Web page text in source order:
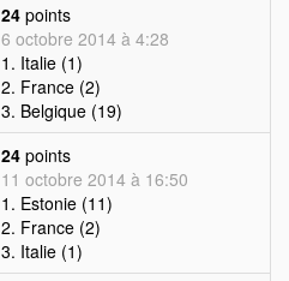
24 points
6 octobre 2014 à 4:28
1. Italie (1)
2. France (2)
3. Belgique (19)
24 points
11 octobre 2014 à 16:50
1. Estonie (11)
2. France (2)
3. Italie (1)